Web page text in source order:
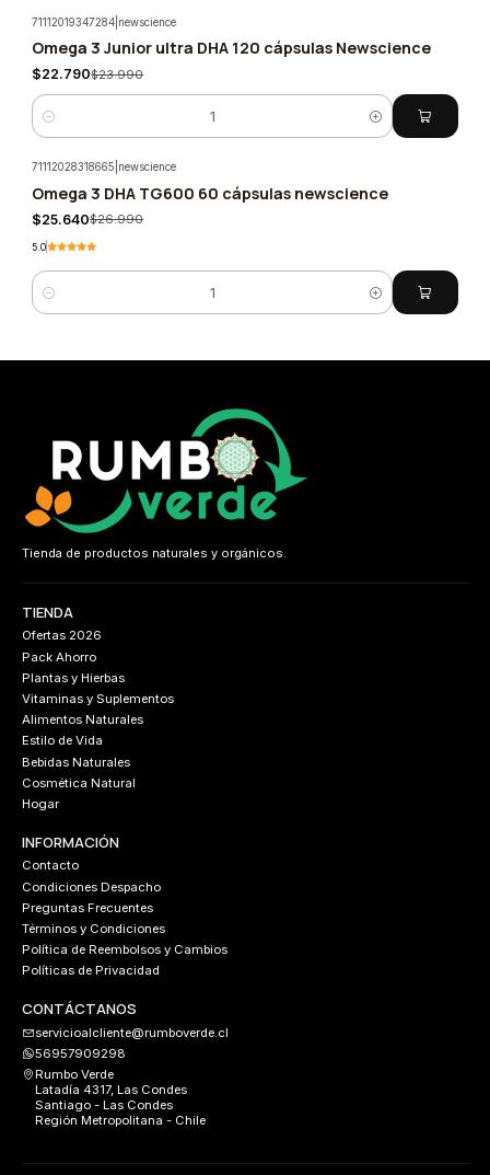
-5%
71112019347284 newscience
Omega 3 Junior ultra DHA 120 cápsulas Newscience
$22.790$23.990
Cantidad
-5%
71112028318665 newscience
Omega 3 DHA TG600 60 cápsulas newscience
$25.640$26.990
5.0
Cantidad
Tienda de productos naturales y orgánicos.
TIENDA
Ofertas 2026
Pack Ahorro
Plantas y Hierbas
Vitaminas y Suplementos
Alimentos Naturales
Estilo de Vida
Bebidas Naturales
Cosmética Natural
Hogar
INFORMACIÓN
Contacto
Condiciones Despacho
Preguntas Frecuentes
Términos y Condiciones
Política de Reembolsos y Cambios
Políticas de Privacidad
CONTÁCTANOS
servicioalcliente@rumboverde.cl
56957909298
Rumbo Verde
Latadía 4317, Las Condes
Santiago - Las Condes
Región Metropolitana - Chile